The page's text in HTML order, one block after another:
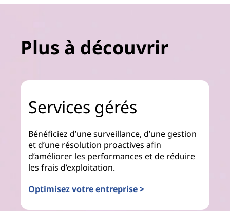
Plus à découvrir
Services gérés
Bénéficiez d’une surveillance, d’une gestion
et d’une résolution proactives afin
d’améliorer les performances et de réduire
les frais d’exploitation.
Optimisez votre entreprise >